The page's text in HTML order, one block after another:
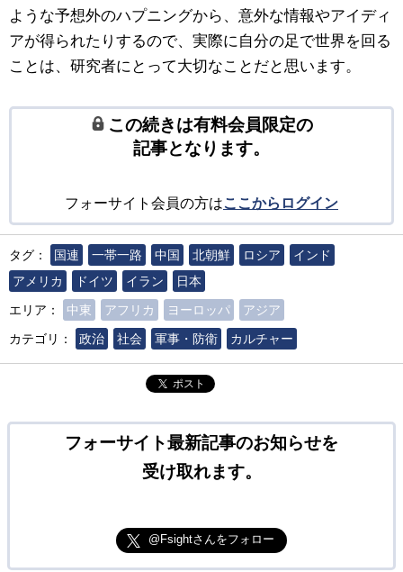
ような予想外のハプニングから、意外な情報やアイディ
アが得られたりするので、実際に自分の足で世界を回る
ことは、研究者にとって大切なことだと思います。
この続きは有料会員限定の
記事となります。
フォーサイト会員の方はここからログイン
タグ： 国連 一帯一路 中国 北朝鮮 ロシア
インド
アメリカ
ドイツ イラン
日本
エリア：
中東 アフリカ ヨーロッパ
アジア
カテゴリ：
政治 社会 軍事・防衛 カルチャー
ポスト
フォーサイト最新記事のお知らせを
受け取れます。
@Fsightさんをフォロー